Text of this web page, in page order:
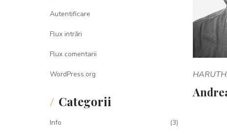
Autentificare
Flux intrări
Flux comentarii
WordPress.org
Categorii
Info (3)